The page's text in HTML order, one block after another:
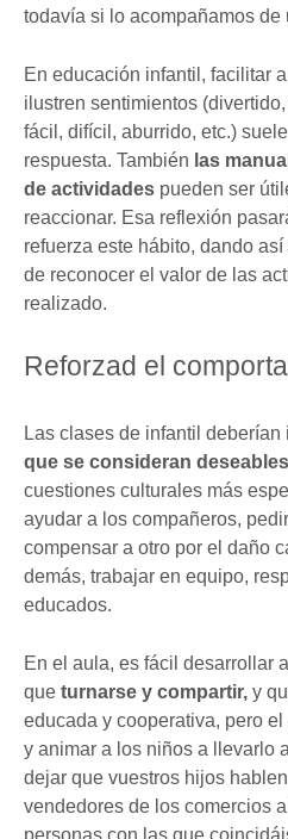
todavía si lo acompañamos de
En educación infantil, facilitar
ilustren sentimientos
fácil, difícil, aburrido, etc.)
respuesta. También las
de actividades pueden ser
reaccionar. Esa reflexión
refuerza este hábito, dando
de reconocer el valor de las
realizado.
Reforzad el
Las clases de infantil deberían
que se consideran deseables
cuestiones culturales más
ayudar a los compañeros,
compensar a otro por el daño
demás, trabajar en equipo,
educados.
En el aula, es fácil desarrollar
que turnarse y compartir, y
educada y cooperativa, pero
y animar a los niños a llevarlo
dejar que vuestros hijos
vendedores de los comercios